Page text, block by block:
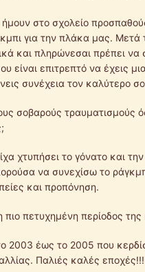
στο σχολείο
για την πλάκα μας. Μετά
και πληρώνεσαι πρέπει να
είναι επιτρεπτό να έχεις
συνέχεια τον καλύτερο
σοβαρούς τραυματισμούς
χτυπήσει το γόνατο και
να συνεχίσω το
και προπόνηση.
πιο πετυχημένη περίοδος
2003 έως το 2005 που
Παλιές καλές